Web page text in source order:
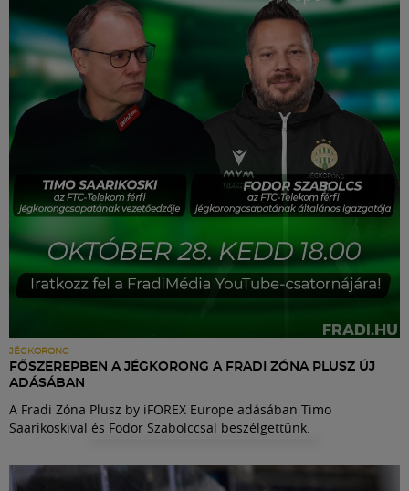
JÉGKORONG
FŐSZEREPBEN A JÉGKORONG A FRADI ZÓNA PLUSZ ÚJ
ADÁSÁBAN
A Fradi Zóna Plusz by iFOREX Europe adásában Timo
Saarikoskival és Fodor Szabolccsal beszélgettünk.